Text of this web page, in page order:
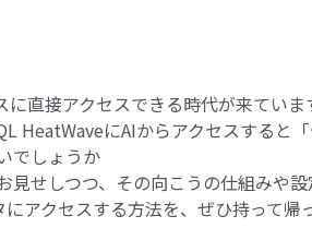
直接アクセスできる時代が来ていま
HeatWaveにAIからアクセスすると
でしょうか
見せしつつ、その向こうの仕組みや
アクセスする方法を、ぜひ持って帰